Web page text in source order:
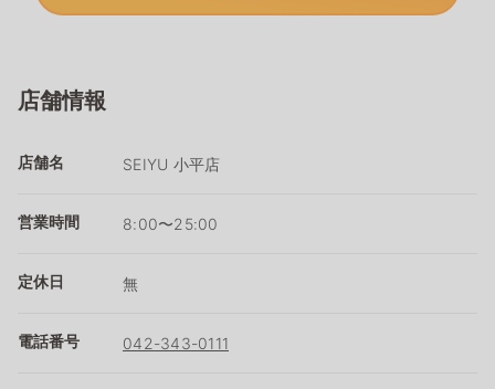
店舗情報
店舗名 SEIYU 小平店
営業時間 8:00〜25:00
定休日 無
電話番号 042-343-0111